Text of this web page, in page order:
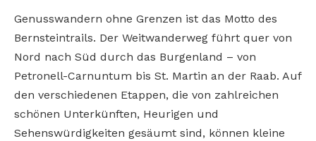
Genusswandern ohne Grenzen ist das Motto des
Bernsteintrails. Der Weitwanderweg führt quer von
Nord nach Süd durch das Burgenland – von
Petronell-Carnuntum bis St. Martin an der Raab. Auf
den verschiedenen Etappen, die von zahlreichen
schönen Unterkünften, Heurigen und
Sehenswürdigkeiten gesäumt sind, können kleine